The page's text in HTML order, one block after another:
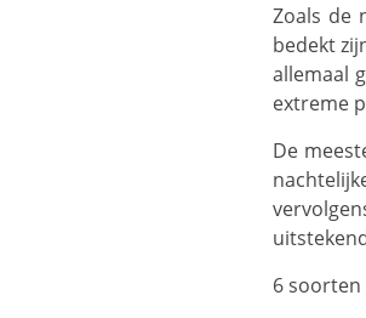
Zoals de naam al doet vermoeden, hebben schorpioenvissen een soort 'steek' in de vorm van scherpe stekels die
bedekt
allemaal
extreme
De meeste soorten leven op de bodem, voeden zich met schaaldieren en kleinere vissen en worden beschouwd als
6